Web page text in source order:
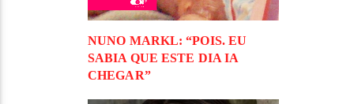
NUNO MARKL: “POIS. EU
SABIA QUE ESTE DIA IA
CHEGAR”